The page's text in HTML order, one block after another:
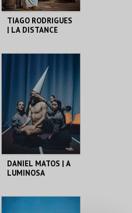
TIAGO RODRIGUES
| LA DISTANCE
MAIS INFO
COMPRAR
DANIEL MATOS | A
LUMINOSA